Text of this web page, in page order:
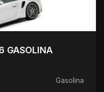
GASOLINA
Gasolina